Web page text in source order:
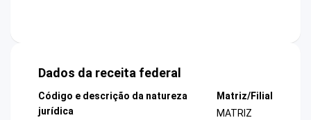
Dados da receita federal
Código e descrição da natureza
jurídica
Matriz/Filial
MATRIZ